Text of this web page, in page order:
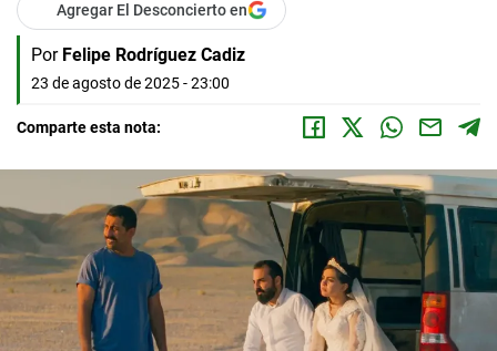
Agregar El Desconcierto en
Por Felipe Rodríguez Cadiz
23 de agosto de 2025 - 23:00
Comparte esta nota: